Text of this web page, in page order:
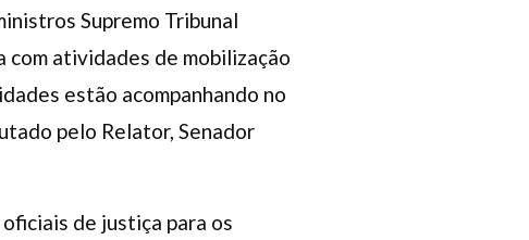
Supremo Tribunal
com atividades de mobilização
estão acompanhando no
pelo Relator, Senador
de justiça para os